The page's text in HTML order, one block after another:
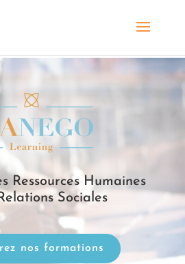
Ressources Humaines
Sociales
nos formations